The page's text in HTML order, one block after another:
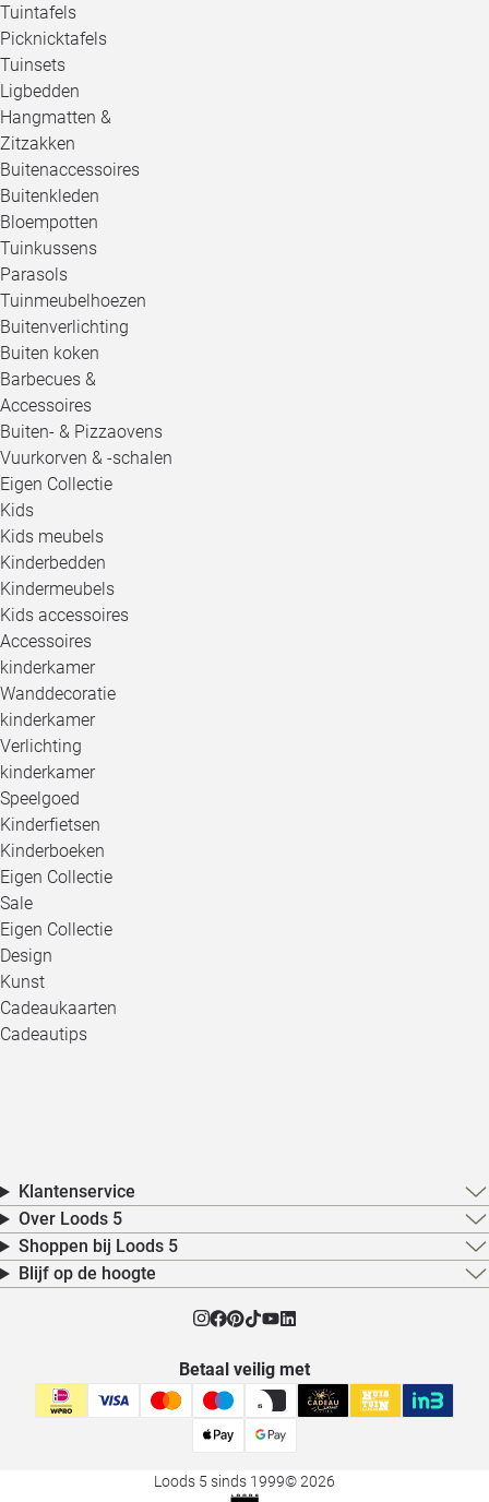
Tuintafels
Picknicktafels
Tuinsets
Ligbedden
Hangmatten &
Zitzakken
Buitenaccessoires
Buitenkleden
Bloempotten
Tuinkussens
Parasols
Tuinmeubelhoezen
Buitenverlichting
Buiten koken
Barbecues &
Accessoires
Buiten- & Pizzaovens
Vuurkorven & -schalen
Eigen Collectie
Kids
Kids meubels
Kinderbedden
Kindermeubels
Kids accessoires
Accessoires
kinderkamer
Wanddecoratie
kinderkamer
Verlichting
kinderkamer
Speelgoed
Kinderfietsen
Kinderboeken
Eigen Collectie
Sale
Eigen Collectie
Design
Kunst
Cadeaukaarten
Cadeautips
Klantenservice
Over Loods 5
Shoppen bij Loods 5
Blijf op de hoogte
Betaal veilig met
Loods 5 sinds 1999© 2026